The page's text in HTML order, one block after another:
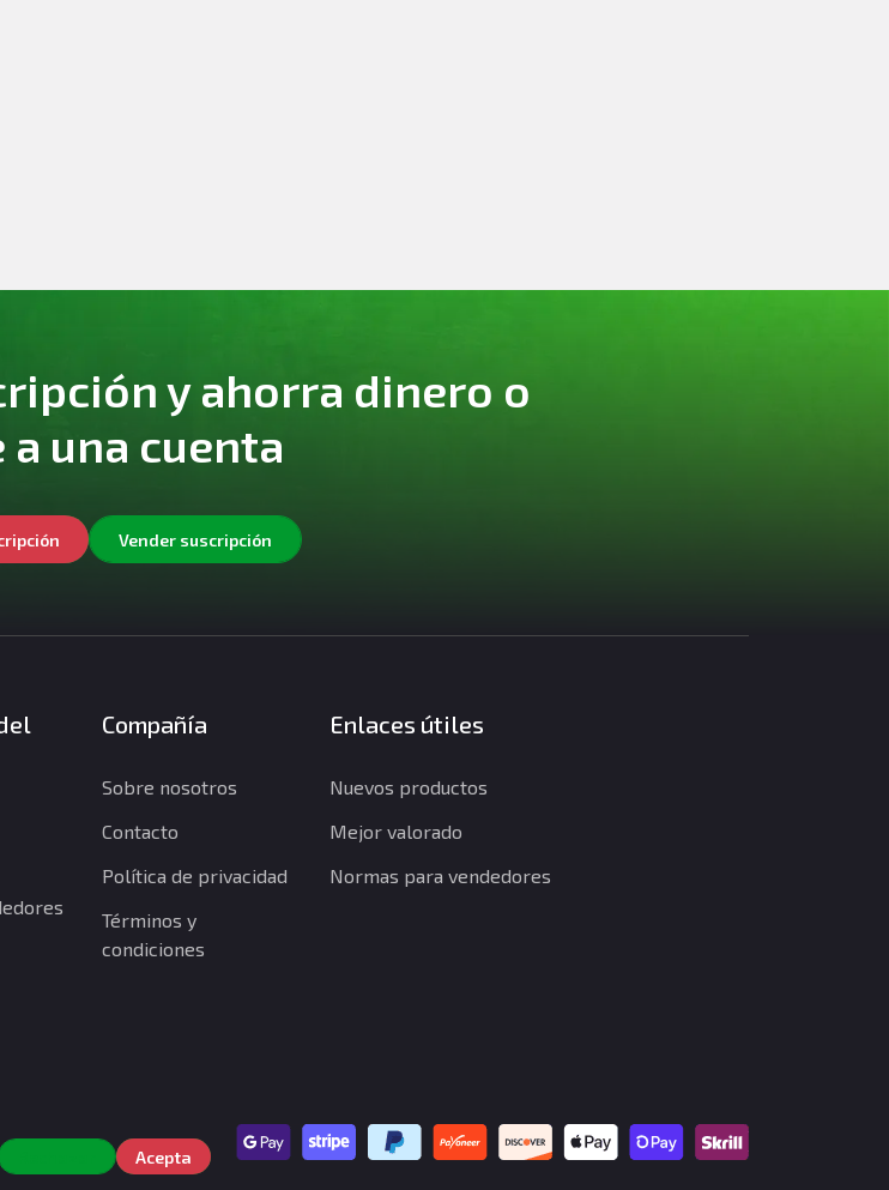
y ahorra dinero o
a una cuenta
Vender suscripción
Compañía
Sobre nosotros
Contacto
Política de privacidad
Términos y
condiciones
Enlaces útiles
Nuevos productos
Mejor valorado
Normas para vendedores
Acepta